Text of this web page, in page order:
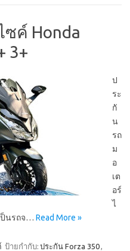
ซค์ Honda
3+
ป
ระ
กั
น
รถ
ม
อ
เต
อร์
ไ
ป็นรถจ… Read More »
ป้ายกำกับ: ประกัน Forza 350,